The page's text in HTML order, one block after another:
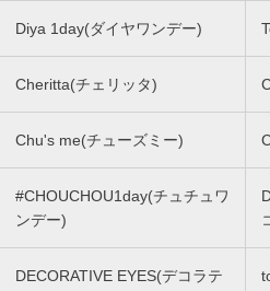
Diya 1day(ダイヤワンデー)
Cheritta(チェリッタ)
Chu's me(チューズミー)
#CHOUCHOU1day(チュチュワ
ンデー)
DECORATIVE EYES(デコラテ